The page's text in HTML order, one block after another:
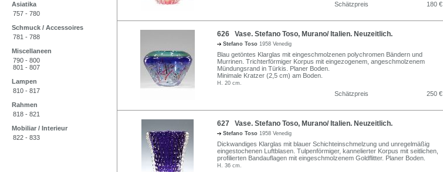
Asiatika
757 - 780
Schmuck / Accessoires
781 - 788
Miscellaneen
790 - 800
801 - 807
Lampen
810 - 817
Rahmen
818 - 821
Mobiliar / Interieur
822 - 833
Schätzpreis 180 €
626 Vase. Stefano Toso, Murano/ Italien. Neuzeitlich.
Stefano Toso 1958 Venedig
Blau getöntes Klarglas mit eingeschmolzenen polychromen Bändern und
Murrinen. Trichterförmiger Korpus mit eingezogenem, angeschmolzenem
Mündungsrand in Türkis. Planer Boden.
Minimale Kratzer (2,5 cm) am Boden.
H. 20 cm.
Schätzpreis 250 €
627 Vase. Stefano Toso, Murano/ Italien. Neuzeitlich.
Stefano Toso 1958 Venedig
Dickwandiges Klarglas mit blauer Schichteinschmelzung und unregelmäßig
eingestochenen Luftblasen. Tulpenförmiger, kannelierter Korpus mit seitlichen,
profilierten Bandauflagen mit eingeschmolzenem Goldflitter. Planer Boden.
H. 36 cm.